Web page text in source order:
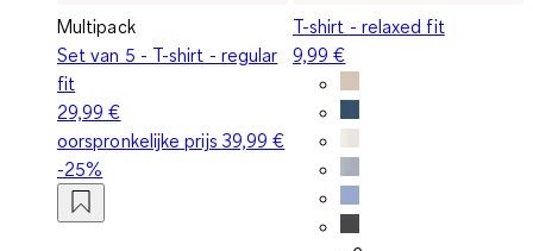
Multipack
Set van 5 - T-shirt - regular
fit
29,99 €
oorspronkelijke prijs 39,99 €
-25%
T-shirt - relaxed fit
9,99 €